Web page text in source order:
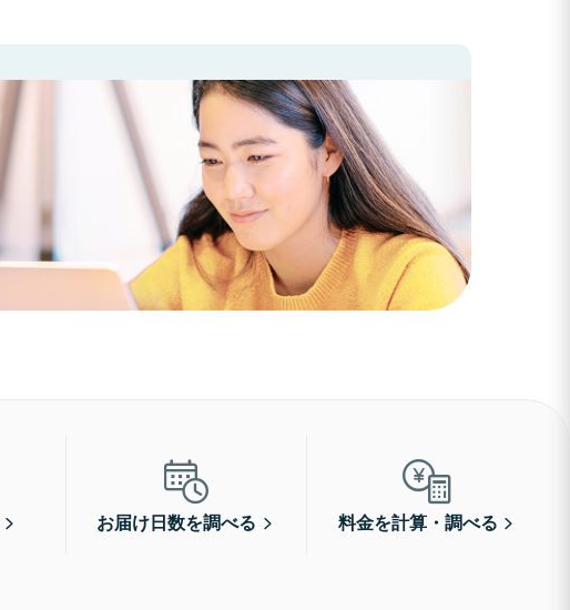
お届け日数を調べる 料金を計算・調べる